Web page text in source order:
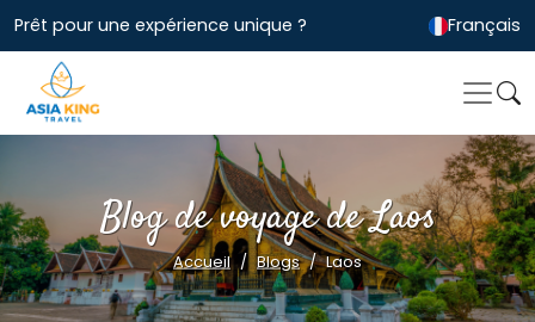
Prêt pour une expérience unique ? Français
Blog de voyage de Laos
Accueil Blogs Laos